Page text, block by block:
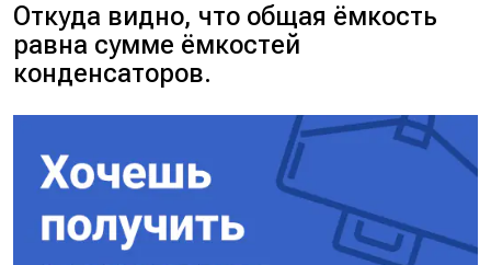
Откуда видно, что общая ёмкость
равна сумме ёмкостей
конденсаторов.